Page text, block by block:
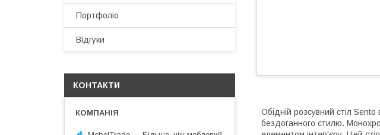
Обідній розсувний стіл
бездоганного стилю.
Портфоліо
Відгуки
КОНТАКТИ